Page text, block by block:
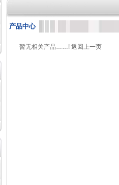
产品中心
暂无相关产品……! 返回上一页